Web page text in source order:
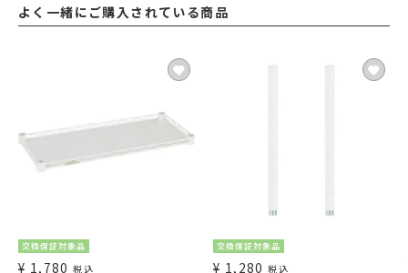
よく一緒にご購入されている商品
交換保証対象品
¥ 1,780 税込
交換保証対象品
¥ 1,280 税込